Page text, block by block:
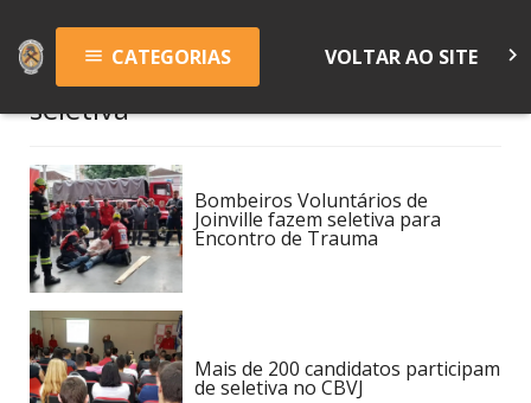
menu CATEGORIAS VOLTAR AO SITE keyboard_arrow_right
seletiva
Bombeiros Voluntários de
Joinville fazem seletiva para
Encontro de Trauma
Mais de 200 candidatos participam
de seletiva no CBVJ